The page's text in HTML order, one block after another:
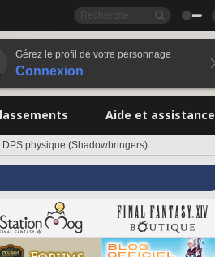
Gérez le profil de votre personnage
Connexion
Aide et assistance
DPS physique (Shadowbringers)